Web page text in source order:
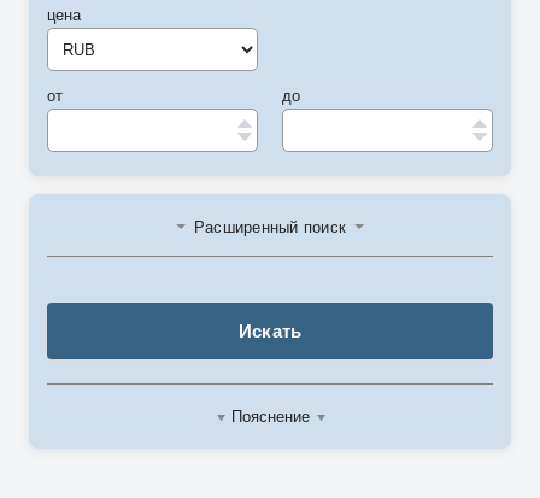
цена
от до
Расширенный поиск
Искать
Пояснение